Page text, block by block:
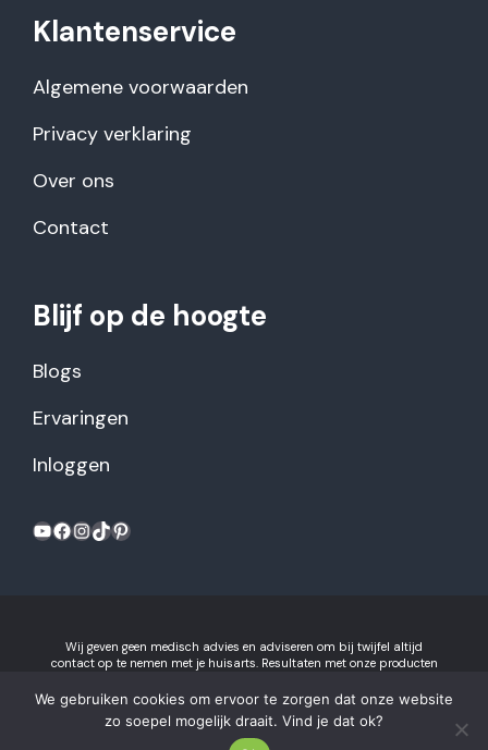
Klantenservice
Algemene voorwaarden
Privacy verklaring
Over ons
Contact
Blijf op de hoogte
Blogs
Ervaringen
Inloggen
Wij geven geen medisch advies en adviseren om bij twijfel altijd
contact op te nemen met je huisarts. Resultaten met onze producten
privacyverklaring
Gezonderecepten.nl is onderdeel van Recept voor Succes B.V.
We gebruiken cookies om ervoor te zorgen dat onze website
zo soepel mogelijk draait. Vind je dat ok?